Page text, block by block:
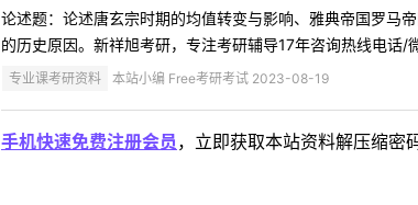
论述题：论述唐玄宗时期的均值转变与影响、雅典帝国罗马
的历史原因。新祥旭考研，专注考研辅导17年咨询热线电话/
专业课考研资料 本站小编 Free考研考试 2023-08-19
手机快速免费注册会员 ，立即获取本站资料解压缩密码